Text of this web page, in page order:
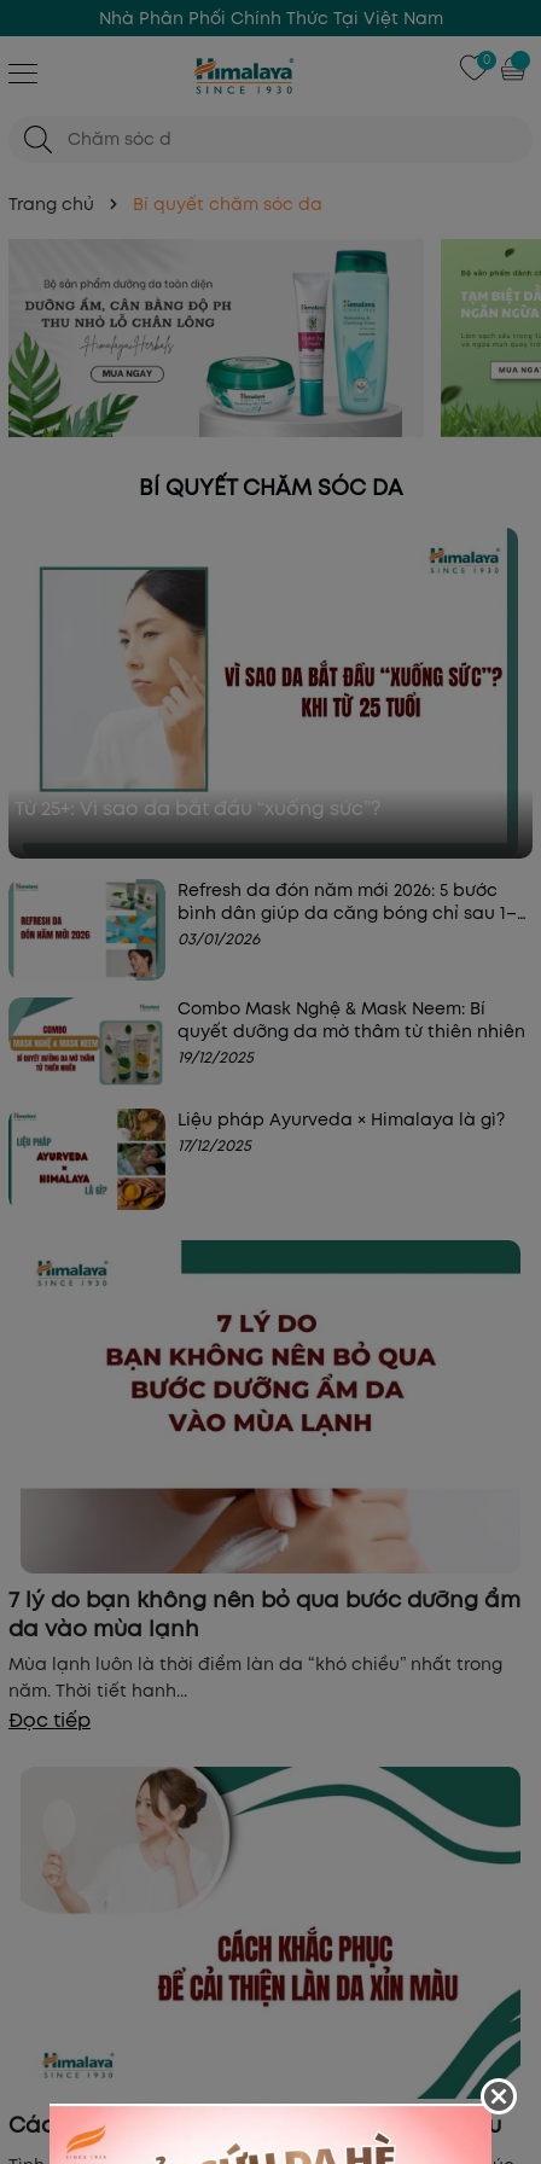
Himalaya Herbals Since 1930
0
Trang chủ Bí quyết chăm sóc da
BÍ QUYẾT CHĂM SÓC DA
Từ 25+: Vì sao da bắt đầu “xuống sức”?
Refresh da đón năm mới 2026: 5 bước
bình dân giúp da căng bóng chỉ sau 1–2
tuần
03/01/2026
Combo Mask Nghệ & Mask Neem: Bí
quyết dưỡng da mờ thâm từ thiên nhiên
19/12/2025
Liệu pháp Ayurveda × Himalaya là gì?
17/12/2025
7 lý do bạn không nên bỏ qua bước dưỡng ẩm
da vào mùa lạnh
Mùa lạnh luôn là thời điểm làn da “khó chiều” nhất trong
năm. Thời tiết hanh...
Đọc tiếp
Cách khắc phục để cải thiện làn da xỉn màu